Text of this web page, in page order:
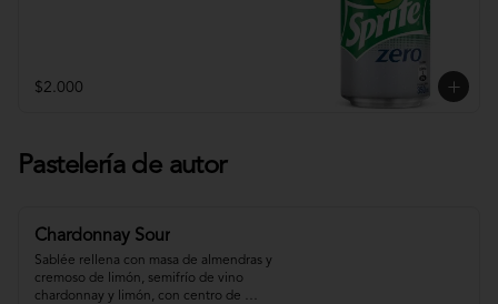
$2.000
Pastelería de autor
Chardonnay Sour
Sablée rellena con masa de almendras y
cremoso de limón, semifrío de vino
chardonnay y limón, con centro de